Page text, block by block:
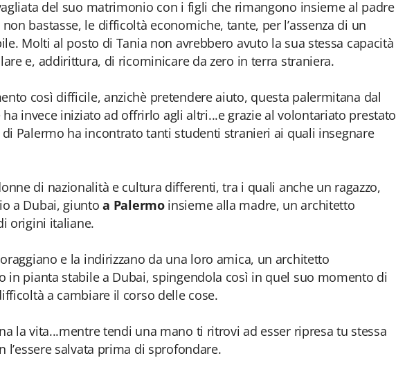
del suo matrimonio con i figli che rimangono insieme al padre
non bastasse, le difficoltà economiche, tante, per l’assenza di un
Molti al posto di Tania non avrebbero avuto la sua stessa capacità
e, addirittura, di ricominicare da zero in terra straniera.
così difficile, anzichè pretendere aiuto, questa palermitana dal
invece iniziato ad offrirlo agli altri...e grazie al volontariato prestato
di Palermo ha incontrato tanti studenti stranieri ai quali insegnare
di nazionalità e cultura differenti, tra i quali anche un ragazzo,
a Dubai, giunto a Palermoinsieme alla madre, un architetto
origini italiane.
e la indirizzano da una loro amica, un architetto
in pianta stabile a Dubai, spingendola così in quel suo momento di
a cambiare il corso delle cose.
la vita...mentre tendi una mano ti ritrovi ad esser ripresa tu stessa
l’essere salvata prima di sprofondare.